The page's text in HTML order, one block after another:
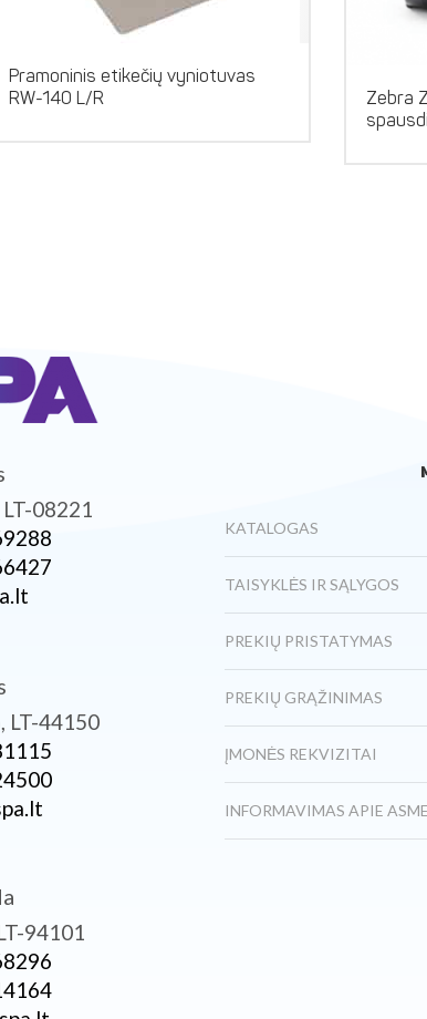
Pramoninis etikečių vyniotuvas
RW-140 L/R
Zebra
08221
LT-44150
94101
KATALOGAS
TAISYKLĖS IR SĄLYGOS
PREKIŲ PRISTATYMAS
PREKIŲ GRĄŽINIMAS
ĮMONĖS REKVIZITAI
INFORMAVIMAS APIE